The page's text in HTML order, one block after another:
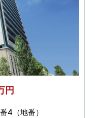
円
4（地番）